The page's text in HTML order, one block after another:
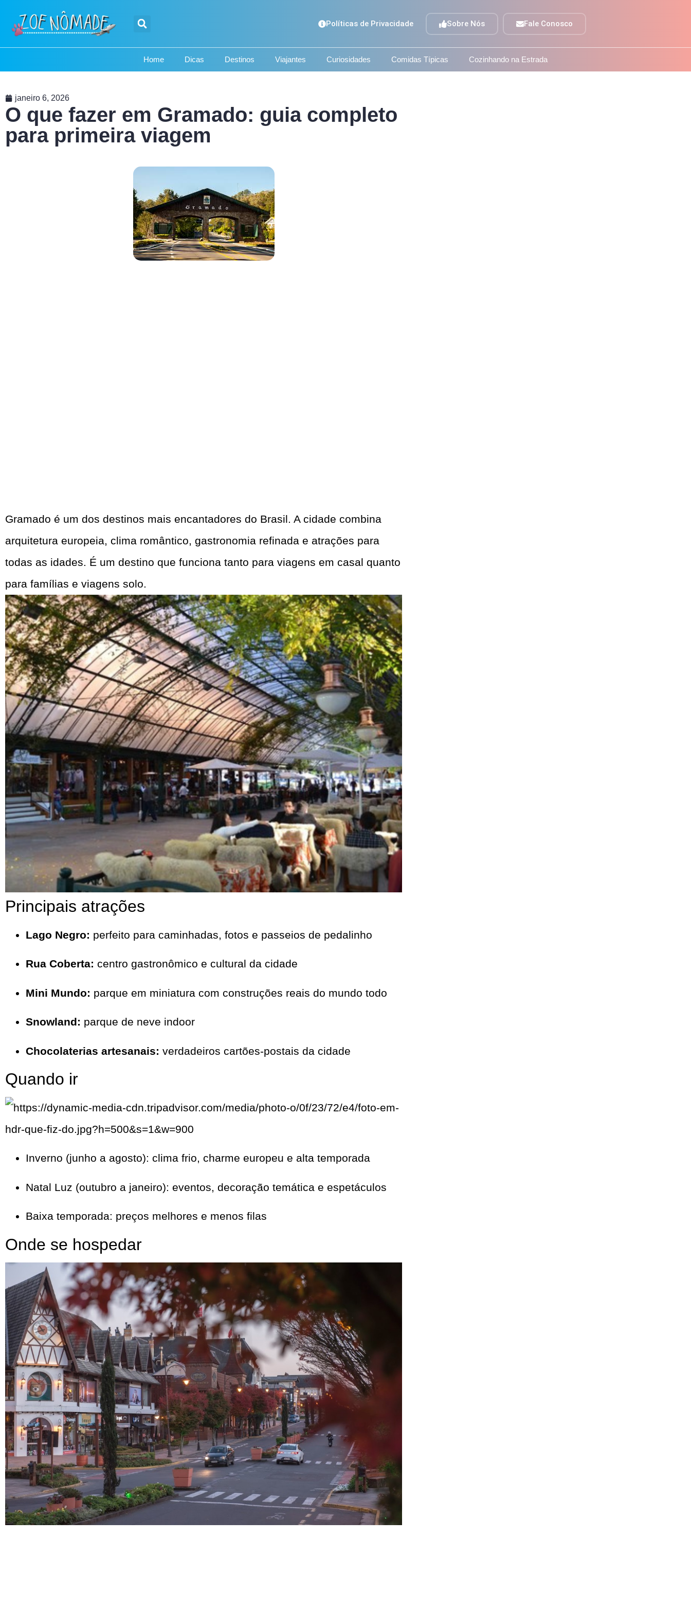
Políticas de Privacidade Sobre Nós Fale Conosco
Home Dicas Destinos Viajantes Curiosidades Comidas Típicas Cozinhando na Estrada
janeiro 6, 2026
O que fazer em Gramado: guia completo
para primeira viagem
Gramado é um dos destinos mais encantadores do Brasil. A cidade combina
arquitetura europeia, clima romântico, gastronomia refinada e atrações para
todas as idades. É um destino que funciona tanto para viagens em casal quanto
para famílias e viagens solo.
Principais atrações
Lago Negro: perfeito para caminhadas, fotos e passeios de pedalinho
Rua Coberta: centro gastronômico e cultural da cidade
Mini Mundo: parque em miniatura com construções reais do mundo todo
Snowland: parque de neve indoor
Chocolaterias artesanais: verdadeiros cartões-postais da cidade
Quando ir
Inverno (junho a agosto): clima frio, charme europeu e alta temporada
Natal Luz (outubro a janeiro): eventos, decoração temática e espetáculos
Baixa temporada: preços melhores e menos filas
Onde se hospedar